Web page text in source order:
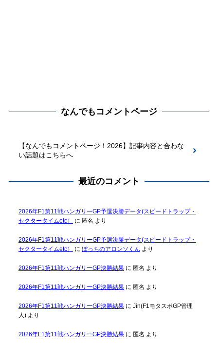
なんでもコメントページ
【なんでもコメントページ！2026】記事内容と合わな
い話題はこちらへ
最近のコメント
2026年F1第11戦ハンガリーGP予選決勝データ(スピードトラップ・
セクタータイムetc）
に 匿名 より
2026年F1第11戦ハンガリーGP予選決勝データ(スピードトラップ・
セクタータイムetc）
に ぼっちのアロンソくん より
2026年F1第11戦ハンガリーGP決勝結果に 匿名 より
2026年F1第11戦ハンガリーGP決勝結果に 匿名 より
2026年F1第11戦ハンガリーGP決勝結果に Jin(F1モタスポGP管理
人)より
2026年F1第11戦ハンガリーGP決勝結果に 匿名 より